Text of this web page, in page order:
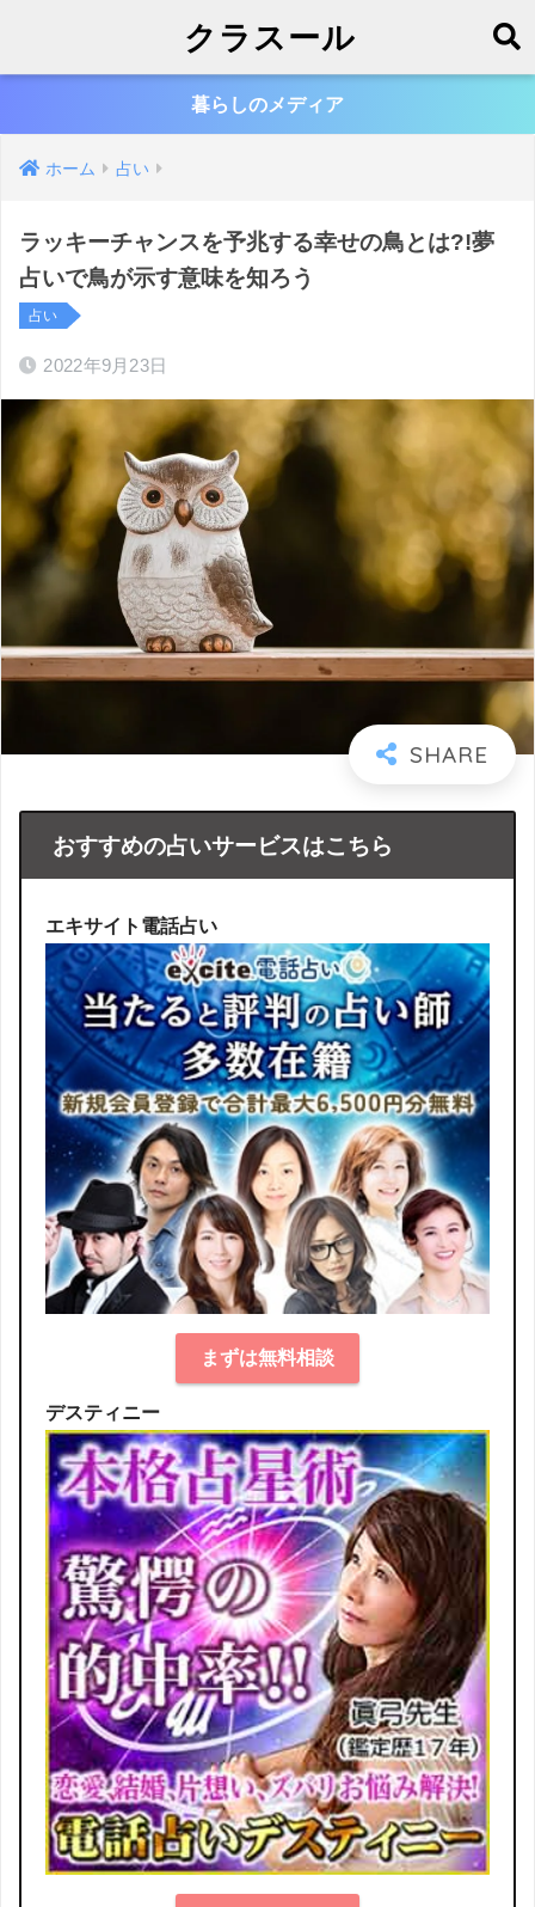
クラスール
暮らしのメディア
ホーム 占い
ラッキーチャンスを予兆する幸せの鳥とは?!夢
占いで鳥が示す意味を知ろう
占い
2022年9月23日
おすすめの占いサービスはこちら
エキサイト電話占い
まずは無料相談
デスティニー